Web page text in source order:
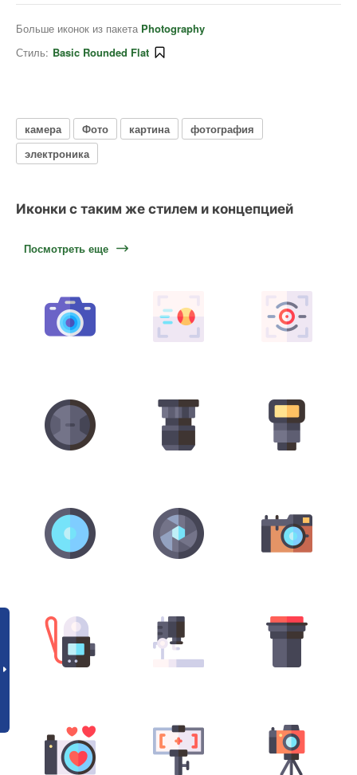
Больше иконок из пакета Photography
Стиль: Basic Rounded Flat
камера Фото картина
фотография
электроника
Иконки с таким же стилем и концепцией
Посмотреть еще